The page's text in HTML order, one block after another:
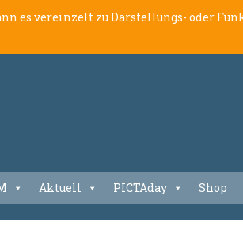
es vereinzelt zu Darstellungs- oder
Aktuell PICTAday Shop